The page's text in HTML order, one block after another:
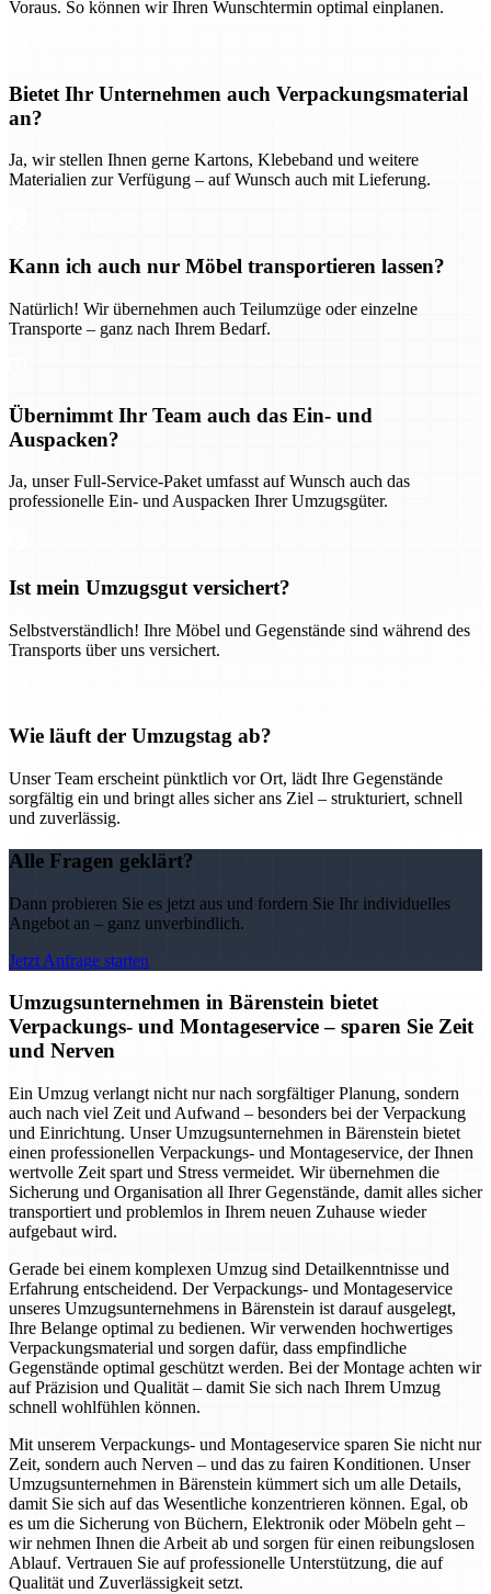
Voraus. So können wir Ihren Wunschtermin optimal einplanen.
Bietet Ihr Unternehmen auch Verpackungsmaterial
an?
Ja, wir stellen Ihnen gerne Kartons, Klebeband und weitere
Materialien zur Verfügung – auf Wunsch auch mit Lieferung.
Kann ich auch nur Möbel transportieren lassen?
Natürlich! Wir übernehmen auch Teilumzüge oder einzelne
Transporte – ganz nach Ihrem Bedarf.
Übernimmt Ihr Team auch das Ein- und
Auspacken?
Ja, unser Full-Service-Paket umfasst auf Wunsch auch das
professionelle Ein- und Auspacken Ihrer Umzugsgüter.
Ist mein Umzugsgut versichert?
Selbstverständlich! Ihre Möbel und Gegenstände sind während des
Transports über uns versichert.
Wie läuft der Umzugstag ab?
Unser Team erscheint pünktlich vor Ort, lädt Ihre Gegenstände
sorgfältig ein und bringt alles sicher ans Ziel – strukturiert, schnell
und zuverlässig.
Alle Fragen geklärt?
Dann probieren Sie es jetzt aus und fordern Sie Ihr individuelles
Angebot an – ganz unverbindlich.
Jetzt Anfrage starten
Umzugsunternehmen in Bärenstein bietet
Verpackungs- und Montageservice – sparen Sie Zeit
und Nerven
Ein Umzug verlangt nicht nur nach sorgfältiger Planung, sondern
auch nach viel Zeit und Aufwand – besonders bei der Verpackung
und Einrichtung. Unser Umzugsunternehmen in Bärenstein bietet
einen professionellen Verpackungs- und Montageservice, der Ihnen
wertvolle Zeit spart und Stress vermeidet. Wir übernehmen die
Sicherung und Organisation all Ihrer Gegenstände, damit alles sicher
transportiert und problemlos in Ihrem neuen Zuhause wieder
aufgebaut wird.
Gerade bei einem komplexen Umzug sind Detailkenntnisse und
Erfahrung entscheidend. Der Verpackungs- und Montageservice
unseres Umzugsunternehmens in Bärenstein ist darauf ausgelegt,
Ihre Belange optimal zu bedienen. Wir verwenden hochwertiges
Verpackungsmaterial und sorgen dafür, dass empfindliche
Gegenstände optimal geschützt werden. Bei der Montage achten wir
auf Präzision und Qualität – damit Sie sich nach Ihrem Umzug
schnell wohlfühlen können.
Mit unserem Verpackungs- und Montageservice sparen Sie nicht nur
Zeit, sondern auch Nerven – und das zu fairen Konditionen. Unser
Umzugsunternehmen in Bärenstein kümmert sich um alle Details,
damit Sie sich auf das Wesentliche konzentrieren können. Egal, ob
es um die Sicherung von Büchern, Elektronik oder Möbeln geht –
wir nehmen Ihnen die Arbeit ab und sorgen für einen reibungslosen
Ablauf. Vertrauen Sie auf professionelle Unterstützung, die auf
Qualität und Zuverlässigkeit setzt.